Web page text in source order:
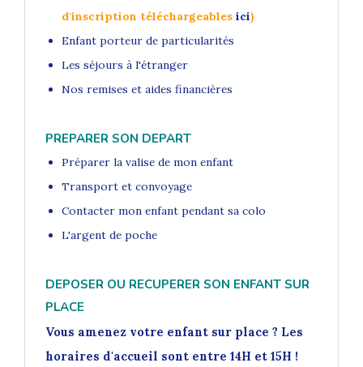
d'inscription téléchargeables ici)
Enfant porteur de particularités
Les séjours à l'étranger
Nos remises et aides financières
PREPARER SON DEPART
Préparer la valise de mon enfant
Transport et convoyage
Contacter mon enfant pendant sa colo
L'argent de poche
DEPOSER OU RECUPERER SON ENFANT SUR
PLACE
Vous amenez votre enfant sur place ? Les
horaires d'accueil sont entre 14H et 15H !